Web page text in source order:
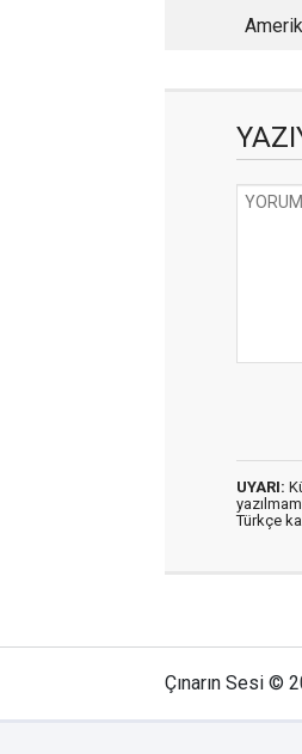
UYARI:
Türkçe
Çınarın Sesi ©